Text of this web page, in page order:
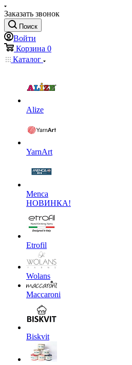
Заказать звонок
Поиск
Войти
Корзина 0
Каталог
Alize
YarnArt
Menca
НОВИНКА!
Etrofil
Wolans
Maccaroni
Biskvit